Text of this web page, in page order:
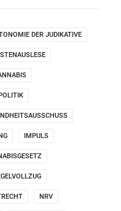
DER JUDIKATIVE
IMPULS
NRV